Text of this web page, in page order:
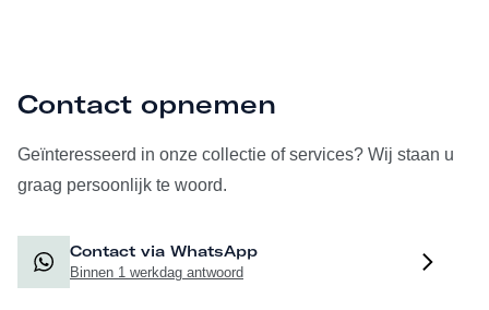
Contact opnemen
Geïnteresseerd in onze collectie of services? Wij staan u
graag persoonlijk te woord.
Contact via WhatsApp
Binnen 1 werkdag antwoord